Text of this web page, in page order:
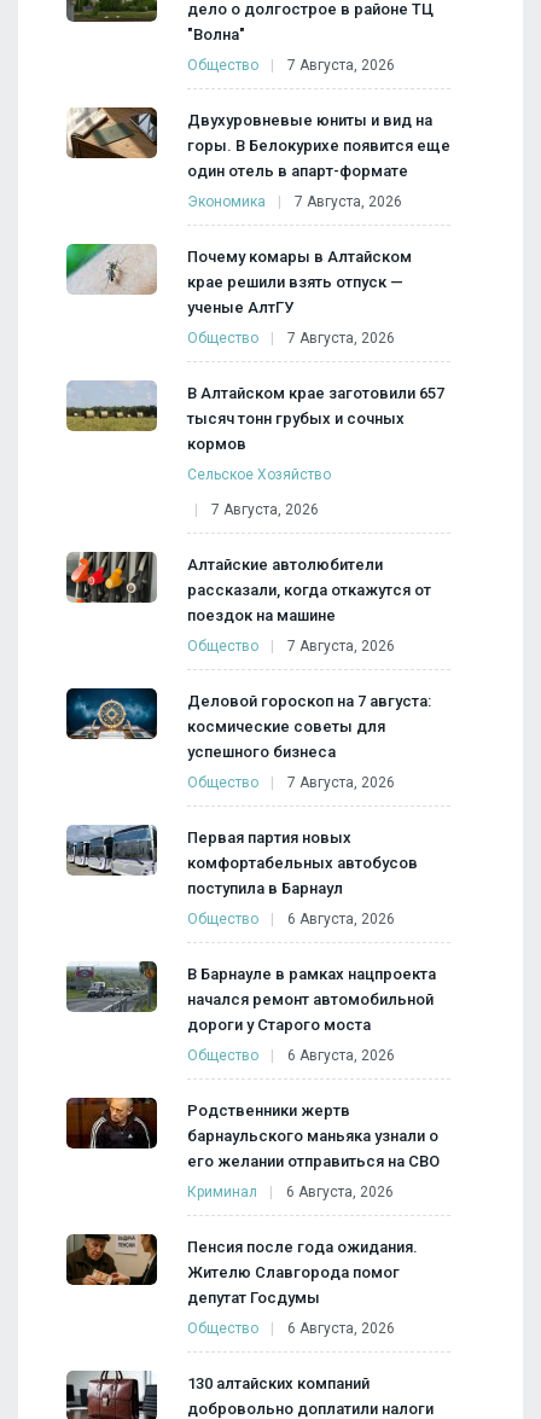
дело о долгострое в районе ТЦ
"Волна"
Общество 7 Августа, 2026
Двухуровневые юниты и вид на
горы. В Белокурихе появится еще
один отель в апарт-формате
Экономика 7 Августа, 2026
Почему комары в Алтайском
крае решили взять отпуск —
ученые АлтГУ
Общество 7 Августа, 2026
В Алтайском крае заготовили 657
тысяч тонн грубых и сочных
кормов
Сельское Хозяйство
7 Августа, 2026
Алтайские автолюбители
рассказали, когда откажутся от
поездок на машине
Общество 7 Августа, 2026
Деловой гороскоп на 7 августа:
космические советы для
успешного бизнеса
Общество 7 Августа, 2026
Первая партия новых
комфортабельных автобусов
поступила в Барнаул
Общество 6 Августа, 2026
В Барнауле в рамках нацпроекта
начался ремонт автомобильной
дороги у Старого моста
Общество 6 Августа, 2026
Родственники жертв
барнаульского маньяка узнали о
его желании отправиться на СВО
Криминал 6 Августа, 2026
Пенсия после года ожидания.
Жителю Славгорода помог
депутат Госдумы
Общество 6 Августа, 2026
130 алтайских компаний
добровольно доплатили налоги